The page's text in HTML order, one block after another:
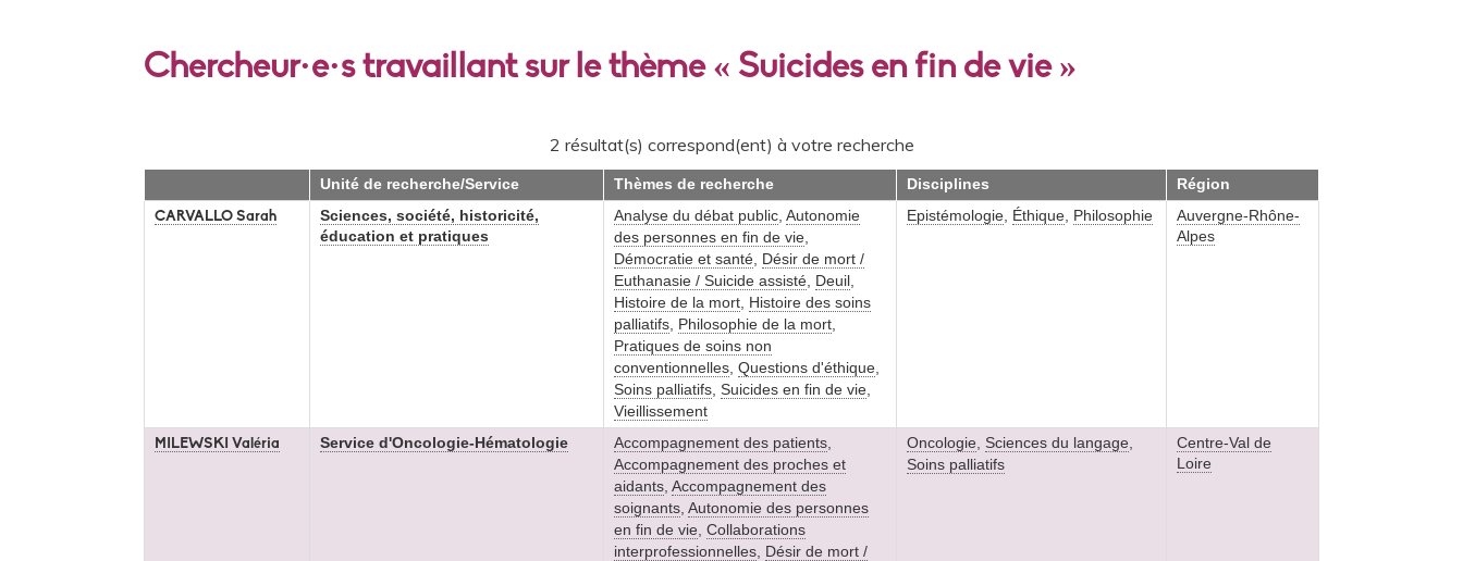
Chercheur·e·s travaillant sur le thème « Suicides en fin de vie »
2 résultat(s) correspond(ent) à votre recherche
Unité de recherche/Service Thèmes de recherche Disciplines Région
CARVALLO Sarah
Sciences, société, historicité,
éducation et pratiques
Analyse du débat public Autonomie
des personnes en fin de vie
Démocratie et santé
Désir de mort /
Euthanasie / Suicide assisté
Deuil
Histoire de la mort
Histoire des soins
palliatifs
Philosophie de la mort
Pratiques de soins non
conventionnelles Questions d'éthique
Soins palliatifs Suicides en fin de vie
Vieillissement
Epistémologie Éthique Philosophie
Auvergne-Rhône-
Alpes
MILEWSKI Valéria Service d'Oncologie-Hématologie Accompagnement des patients
Accompagnement des proches et
aidants Accompagnement des
soignants Autonomie des personnes
en fin de vie Collaborations
interprofessionnelles
Désir de mort /
Oncologie Sciences du langage
Soins palliatifs
Centre-Val de
Loire